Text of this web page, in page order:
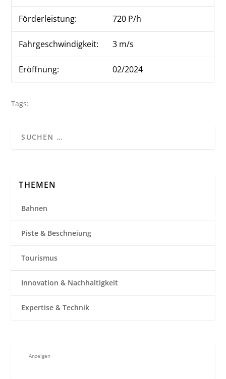
Förderleistung: 720 P/h
Fahrgeschwindigkeit: 3 m/s
Eröffnung: 02/2024
Tags:
THEMEN
Bahnen
Piste & Beschneiung
Tourismus
Innovation & Nachhaltigkeit
Expertise & Technik
Anzeigen